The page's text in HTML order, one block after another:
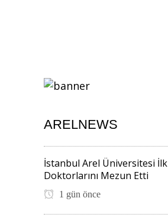
ARELNEWS
İstanbul Arel Üniversitesi İlk
Doktorlarını Mezun Etti
1 gün önce